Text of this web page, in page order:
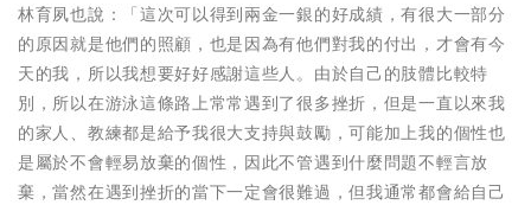
林育夙也說：「這次可以得到兩金一銀的好成績，有很大一部分
的原因就是他們的照顧，也是因為有他們對我的付出，才會有今
天的我，所以我想要好好感謝這些人。由於自己的肢體比較特
別，所以在游泳這條路上常常遇到了很多挫折，但是一直以來我
的家人、教練都是給予我很大支持與鼓勵，可能加上我的個性也
是屬於不會輕易放棄的個性，因此不管遇到什麼問題不輕言放
棄，當然在遇到挫折的當下一定會很難過，但我通常都會給自己